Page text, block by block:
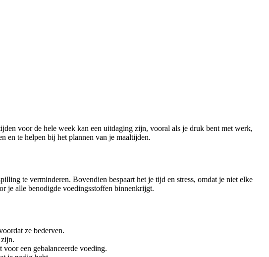
voor de hele week kan een uitdaging zijn, vooral als je druk bent met werk,
en te helpen bij het plannen van je maaltijden.
te verminderen. Bovendien bespaart het je tijd en stress, omdat je niet elke
je alle benodigde voedingsstoffen binnenkrijgt.
ze bederven.
een gebalanceerde voeding.